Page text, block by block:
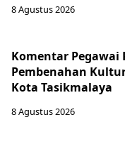
8 Agustus 2026
Komentar Pegawai
Pembenahan
Kota Tasikmalaya
8 Agustus 2026